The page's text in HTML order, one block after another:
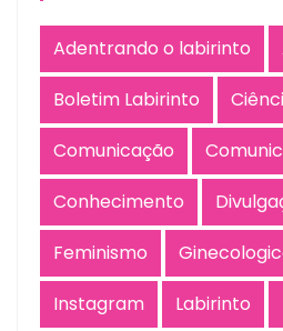
Adentrando o labirinto
Boletim Labirinto
Comunicação
Conhecimento
Feminismo
Instagram
Labirinto